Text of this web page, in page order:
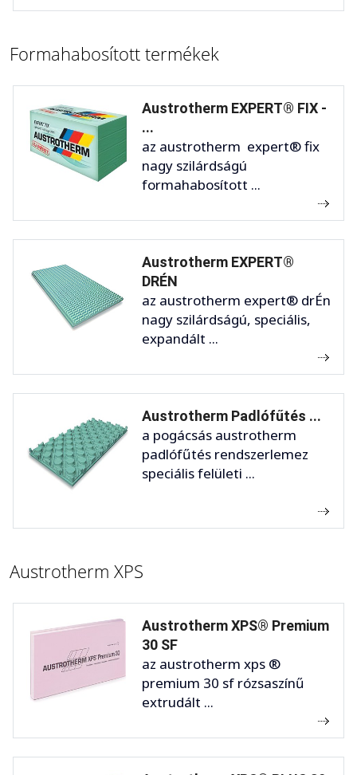
Formahabosított termékek
Austrotherm EXPERT® FIX -
...
az austrotherm expert® fix
nagy szilárdságú
formahabosított ...
Austrotherm EXPERT®
DRÉN
az austrotherm expert® drÉn
nagy szilárdságú, speciális,
expandált ...
Austrotherm Padlófűtés ...
a pogácsás austrotherm
padlófűtés rendszerlemez
speciális felületi ...
Austrotherm XPS
Austrotherm XPS® Premium
30 SF
az austrotherm xps ®
premium 30 sf rózsaszínű
extrudált ...